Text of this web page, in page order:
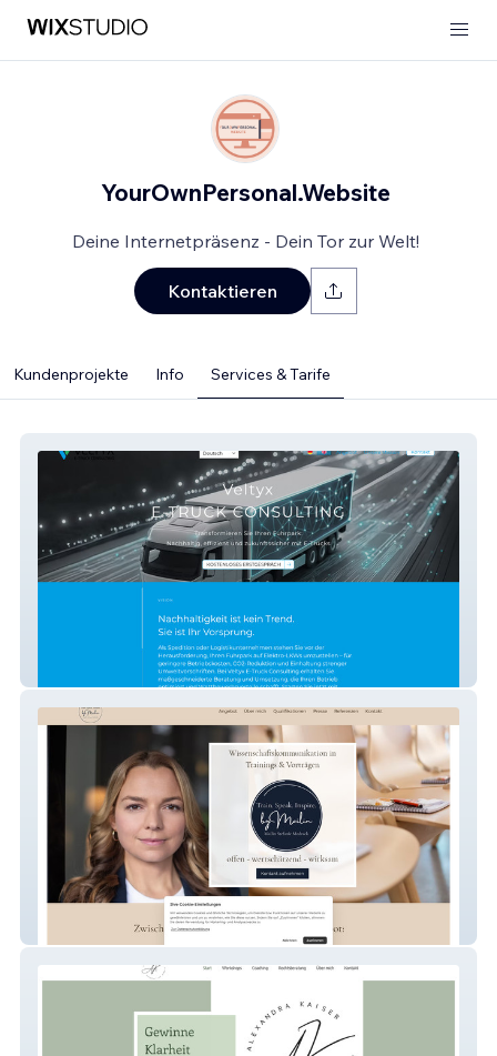
YourOwnPersonal.Website
Deine Internetpräsenz - Dein Tor zur Welt!
Kontaktieren
Kundenprojekte Info Services & Tarife
E-Truck Consulting
Mailin Modrack